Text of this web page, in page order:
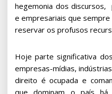
hegemonia dos discursos,
e empresariais que
reservar os profusos
Hoje parte significativa
empresas-mídias,
direito é ocupada e